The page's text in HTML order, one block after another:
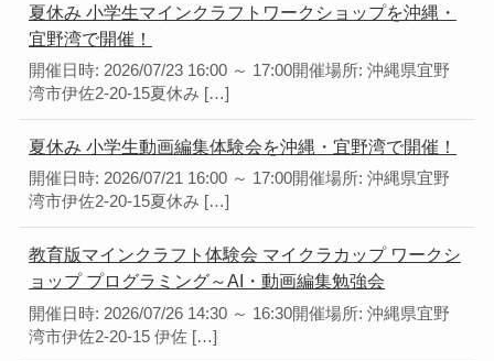
夏休み 小学生マインクラフトワークショップを沖縄・
宜野湾で開催！
開催日時: 2026/07/23 16:00 ～ 17:00開催場所: 沖縄県宜野
湾市伊佐2-20-15夏休み […]
夏休み 小学生動画編集体験会を沖縄・宜野湾で開催！
開催日時: 2026/07/21 16:00 ～ 17:00開催場所: 沖縄県宜野
湾市伊佐2-20-15夏休み […]
教育版マインクラフト体験会 マイクラカップ ワークシ
ョップ プログラミング～AI・動画編集勉強会
開催日時: 2026/07/26 14:30 ～ 16:30開催場所: 沖縄県宜野
湾市伊佐2-20-15 伊佐 […]